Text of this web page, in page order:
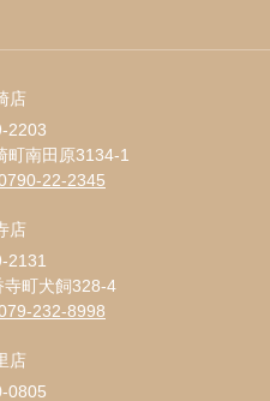
店
2203
町南田原3134-1
22-2345
店
2131
町犬飼328-4
232-8998
店
0805